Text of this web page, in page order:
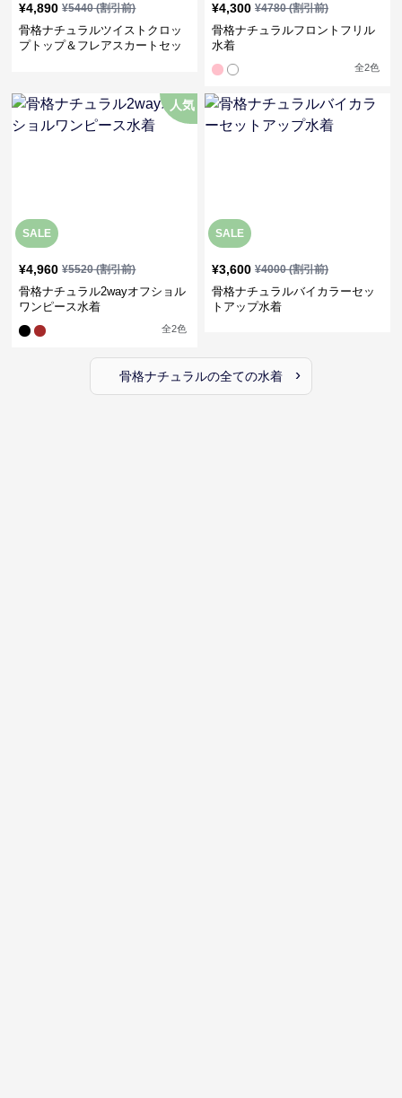
¥4,890 ¥5440(割引前)
骨格ナチュラルツイストクロッ
プトップ＆フレアスカートセッ
¥4,300 ¥4780(割引前)
骨格ナチュラルフロントフリル
水着
全2色
SALE
人気
¥4,960 ¥5520(割引前)
骨格ナチュラル2wayオフショル
ワンピース水着
全2色
SALE
¥3,600 ¥4000(割引前)
骨格ナチュラルバイカラーセッ
トアップ水着
骨格ナチュラルの全ての水着 ›